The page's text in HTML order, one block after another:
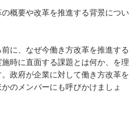
概要や改革を推進する背景につい
に、なぜ今働き方改革を推進する
時に直面する課題とは何か、を理
政府が企業に対して働き方改革を
のメンバーにも呼びかけましょ